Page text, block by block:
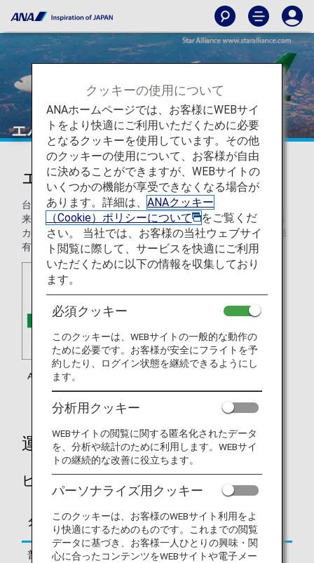
エバー航空（BR）
エバー航空（BR）
台湾のエバー航空は、1991年7月1日の初飛行のスタート以
来、74機の航空機とともに現在、アフリカを除く4大陸の64
カ所の目的地へ運航しており、現在も運航ネットワークや保
有機材を着実に拡大しています。
運賃別積算率
ビジネスクラス
タイプ 予約クラス
区間基本マイレージに
対する積算率
普通運賃 C, J, D 125%
クッキーの使用について
ANAホームページでは、お客様にWEBサイ
トをより快適にご利用いただくために必要
となるクッキーを使用しています。その他
のクッキーの使用について、お客様が自由
に決めることができますが、WEBサイトの
いくつかの機能が享受できなくなる場合が
あります。詳細は、 ANAクッキー
（Cookie）ポリシーについて
をご覧くだ
さい。 当社では、お客様の当社ウェブサイ
ト閲覧に際して、サービスを快適にご利用
いただくために以下の情報を収集しており
ます。
必須クッキー
このクッキーは、WEBサイトの一般的な動作の
ために必要です。お客様が安全にフライトを予
約したり、ログイン状態を継続できるようにし
ます。
分析用クッキー
WEBサイトの閲覧に関する匿名化されたデータ
を、分析や統計のために利用します。WEBサイ
トの継続的な改善に役立ちます。
パーソナライズ用クッキー
このクッキーは、お客様のWEBサイト利用をよ
り快適にするためのものです。これまでの閲覧
データに基づき、お客様一人ひとりの興味・関
心に合ったコンテンツをWEBサイトや電子メー